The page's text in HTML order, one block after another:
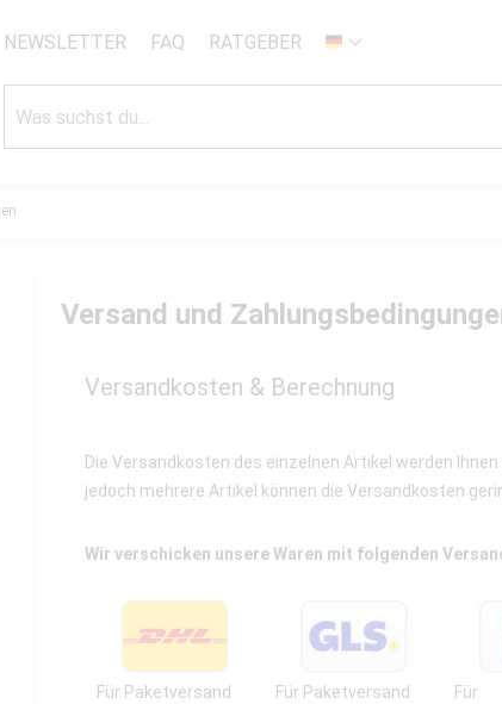
NEWSLETTER FAQ RATGEBER DE
Versand und
Versandkosten & Berechnung
Die Versandkosten des einzelnen Artikel werden
jedoch mehrere Artikel können die Versandkosten
Wir verschicken unsere Waren mit folgenden
Für Paketversand Für Paketversand
Für